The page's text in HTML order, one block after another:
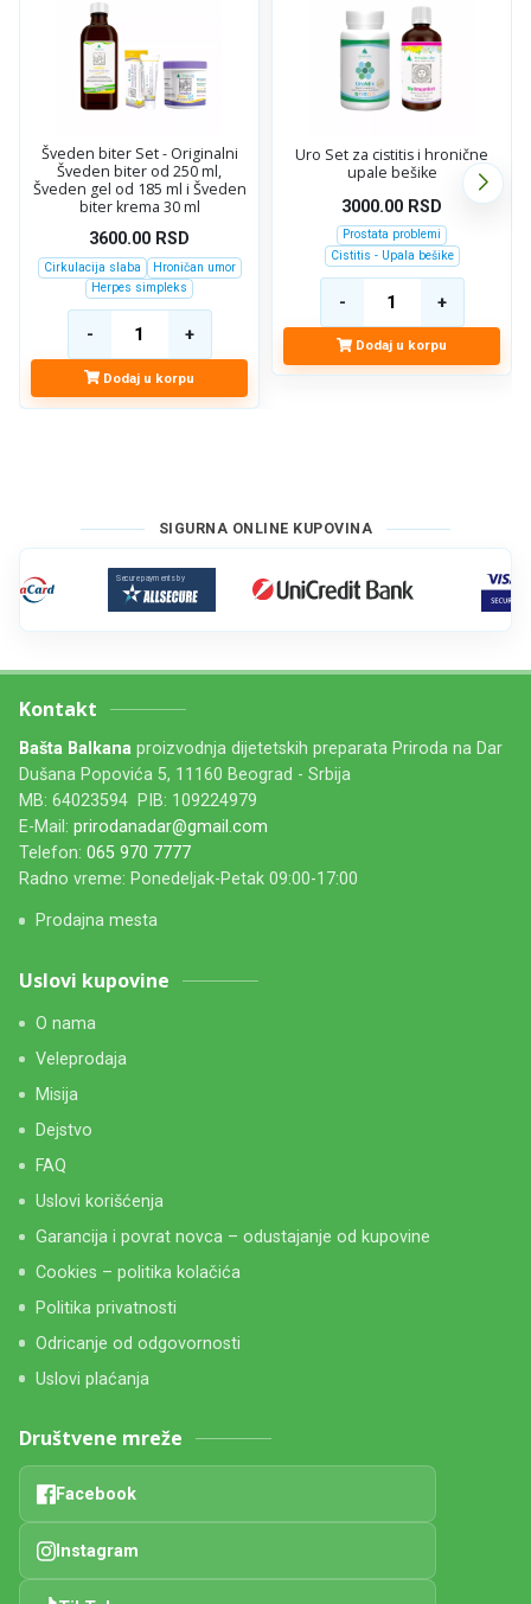
Šveden biter Set - Originalni
Šveden biter od 250 ml,
Šveden gel od 185 ml i Šveden
biter krema 30 ml
3600.00 RSD
Cirkulacija slaba
Hroničan umor
Herpes simpleks
Dodaj u korpu
Uro Set za cistitis i hronične
upale bešike
3000.00 RSD
Prostata problemi
Cistitis - Upala bešike
Dodaj u korpu
SIGURNA ONLINE KUPOVINA
Kontakt
Bašta Balkana proizvodnja dijetetskih preparata Priroda na Dar
Dušana Popovića 5, 11160 Beograd - Srbija
MB: 64023594 PIB: 109224979
E-Mail: prirodanadar@gmail.com
Telefon: 065 970 7777
Radno vreme: Ponedeljak-Petak 09:00-17:00
Prodajna mesta
Uslovi kupovine
O nama
Veleprodaja
Misija
Dejstvo
FAQ
Uslovi korišćenja
Garancija i povrat novca – odustajanje od kupovine
Cookies – politika kolačića
Politika privatnosti
Odricanje od odgovornosti
Uslovi plaćanja
Društvene mreže
Facebook
Instagram